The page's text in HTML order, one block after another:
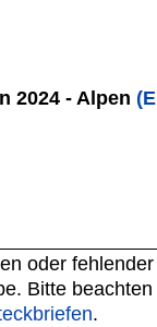
2024 - Alpen
oder
Bitte
.